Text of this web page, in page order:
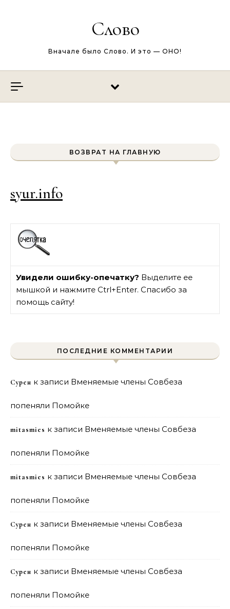
Слово
Вначале было Слово. И это — ОНО!
ВОЗВРАТ НА ГЛАВНУЮ
syur.info
Увидели ошибку-опечатку? Выделите ее
мышкой и нажмите Ctrl+Enter. Спасибо за
помощь сайту!
ПОСЛЕДНИЕ КОММЕНТАРИИ
Сурен к записи Вменяемые члены Совбеза
попеняли Помойке
mitasmies к записи Вменяемые члены Совбеза
попеняли Помойке
mitasmies к записи Вменяемые члены Совбеза
попеняли Помойке
Сурен к записи Вменяемые члены Совбеза
попеняли Помойке
Сурен к записи Вменяемые члены Совбеза
попеняли Помойке